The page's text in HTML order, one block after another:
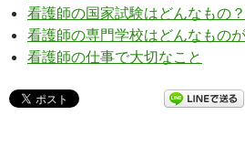
看護師の国家試験はどんなもの？
看護師の専門学校はどんなもの
看護師の仕事で大切なこと